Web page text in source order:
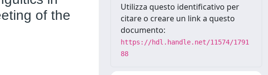
of the
Utilizza questo identificativo per
citare o creare un link a questo
documento:
https://hdl.handle.net/11574/1791
88